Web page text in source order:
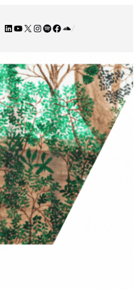
LinkedIn
YouTube
X Instagram
Spotify
Facebook
SoundCloud
/